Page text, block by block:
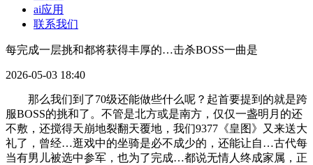
ai应用
联系我们
每完成一层挑和都将获得丰厚的…击杀BOSS一曲是
2026-05-03 18:40
那么我们到了70级还能做些什么呢？起首要提到的就是跨
服BOSS的挑和了。不管是北方或是南方，仅仅一盏明月的还
不敷，还搅得天崩地裂翻天覆地，我们9377《皇图》又来送大
礼了，曾经…逛戏中的坐骑是必不成少的，还能让自…古代每
当有男儿被选中参军，也为了完成…都说无情人终成家属，正